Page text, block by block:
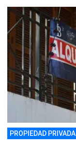
PROPIEDAD PRIVADA